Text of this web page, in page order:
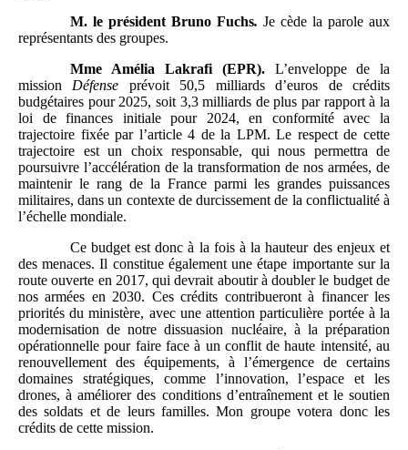
M. le président Bruno Fuchs. Je cède la parole aux
représentants des groupes.
Mme
Amélia Lakrafi (EPR).L’enveloppe de la
mission Défense prévoit 50,5 milliards d’euros de crédits
budgétaires pour 2025, soit 3,3 milliards de plus par rapport à la
loi de finances initiale pour 2024, en conformité avec la
trajectoire fixée par l’article 4 de la LPM. Le respect de cette
trajectoire est un choix responsable, qui nous permettra de
poursuivre l’accélération de la transformation de nos armées, de
maintenir le rang de la France parmi les grandes puissances
militaires, dans un contexte de durcissement de la conflictualité à
l’échelle mondiale.
Ce budget est donc à la fois à la hauteur des enjeux et
des menaces. Il constitue également une étape importante sur la
route ouverte en 2017, qui devrait aboutir à doubler le budget de
nos armées en 2030. Ces crédits contribueront à financer les
priorités du ministère, avec une attention particulière portée à la
modernisation de notre dissuasion nucléaire, à la préparation
opérationnelle pour faire face à un conflit de haute intensité, au
renouvellement des équipements, à l’émergence de certains
domaines stratégiques, comme l’innovation, l’espace et les
drones, à améliorer des conditions d’entraînement et le soutien
des soldats et de leurs familles. Mon groupe votera donc les
crédits de cette mission.